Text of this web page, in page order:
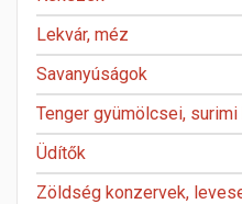
Lekvár, méz
Savanyúságok
Tenger gyümölcsei,
Üdítők
Zöldség konzervek,